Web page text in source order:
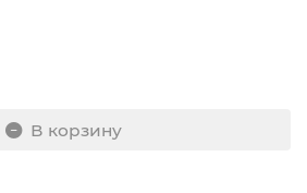
В корзину